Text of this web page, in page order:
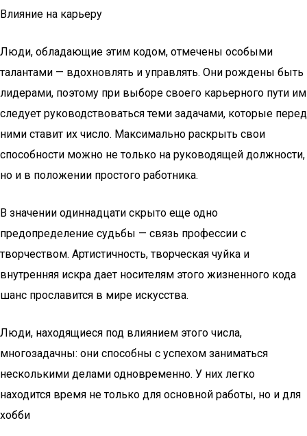
Влияние на карьеру
Люди, обладающие этим кодом, отмечены особыми
талантами — вдохновлять и управлять. Они рождены быть
лидерами, поэтому при выборе своего карьерного пути им
следует руководствоваться теми задачами, которые перед
ними ставит их число. Максимально раскрыть свои
способности можно не только на руководящей должности,
но и в положении простого работника.
В значении одиннадцати скрыто еще одно
предопределение судьбы — связь профессии с
творчеством. Артистичность, творческая чуйка и
внутренняя искра дает носителям этого жизненного кода
шанс прославится в мире искусства.
Люди, находящиеся под влиянием этого числа,
многозадачны: они способны с успехом заниматься
несколькими делами одновременно. У них легко
находится время не только для основной работы, но и для
хобби